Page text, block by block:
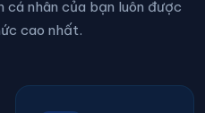
cá nhân của bạn luôn được
cao nhất.